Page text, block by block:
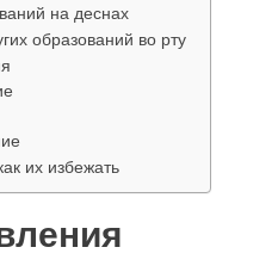
на деснах
образований во рту
их избежать